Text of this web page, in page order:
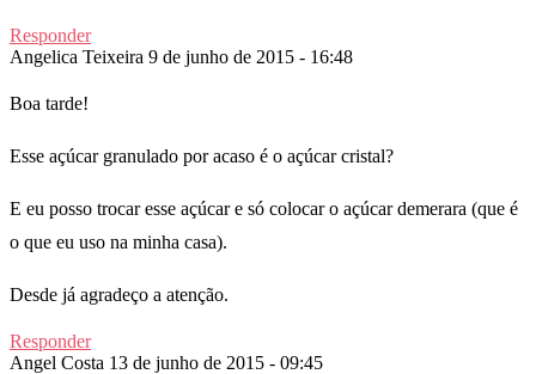
Responder
Angelica Teixeira 9 de junho de 2015 - 16:48
Boa tarde!
Esse açúcar granulado por acaso é o açúcar cristal?
E eu posso trocar esse açúcar e só colocar o açúcar demerara (que é
o que eu uso na minha casa).
Desde já agradeço a atenção.
Responder
Angel Costa 13 de junho de 2015 - 09:45